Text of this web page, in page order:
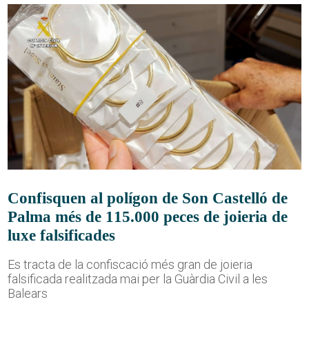
Confisquen al polígon de Son Castelló de
Palma més de 115.000 peces de joieria de
luxe falsificades
Es tracta de la confiscació més gran de joieria
falsificada realitzada mai per la Guàrdia Civil a les
Balears